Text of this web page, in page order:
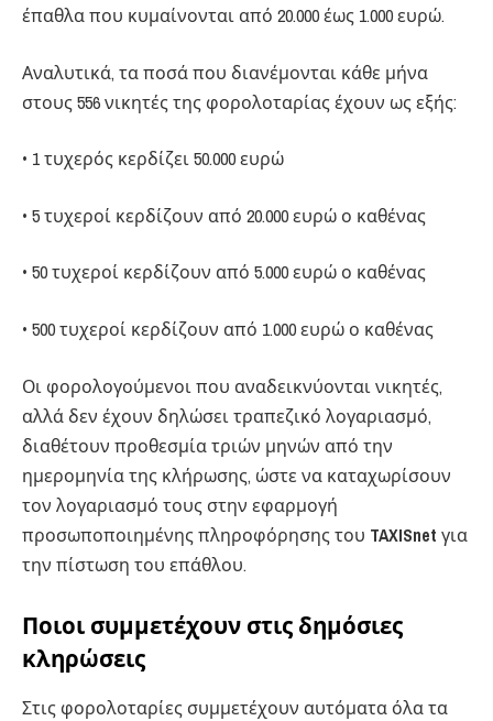
έπαθλα που κυμαίνονται από 20.000 έως 1.000 ευρώ.
Αναλυτικά, τα ποσά που διανέμονται κάθε μήνα
στους 556 νικητές της φορολοταρίας έχουν ως εξής:
• 1 τυχερός κερδίζει 50.000 ευρώ
• 5 τυχεροί κερδίζουν από 20.000 ευρώ ο καθένας
• 50 τυχεροί κερδίζουν από 5.000 ευρώ ο καθένας
• 500 τυχεροί κερδίζουν από 1.000 ευρώ ο καθένας
Οι φορολογούμενοι που αναδεικνύονται νικητές,
αλλά δεν έχουν δηλώσει τραπεζικό λογαριασμό,
διαθέτουν προθεσμία τριών μηνών από την
ημερομηνία της κλήρωσης, ώστε να καταχωρίσουν
τον λογαριασμό τους στην εφαρμογή
προσωποποιημένης πληροφόρησης του TAXISnet για
την πίστωση του επάθλου.
Ποιοι συμμετέχουν στις δημόσιες
κληρώσεις
Στις φορολοταρίες συμμετέχουν αυτόματα όλα τα